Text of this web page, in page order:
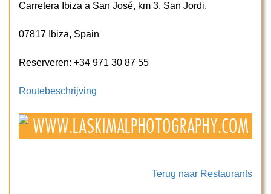
Carretera Ibiza a San José, km 3, San Jordi,
07817 Ibiza, Spain
Reserveren: +34 971 30 87 55
Routebeschrijving
Terug naar Restaurants